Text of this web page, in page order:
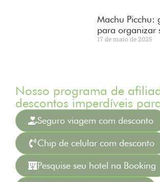
Machu Picchu:
para organizar
17 de maio de 2025
Nosso programa de
descontos imperdíveis
Seguro viagem com desconto
Chip de celular com desconto
Pesquise seu hotel na Booking